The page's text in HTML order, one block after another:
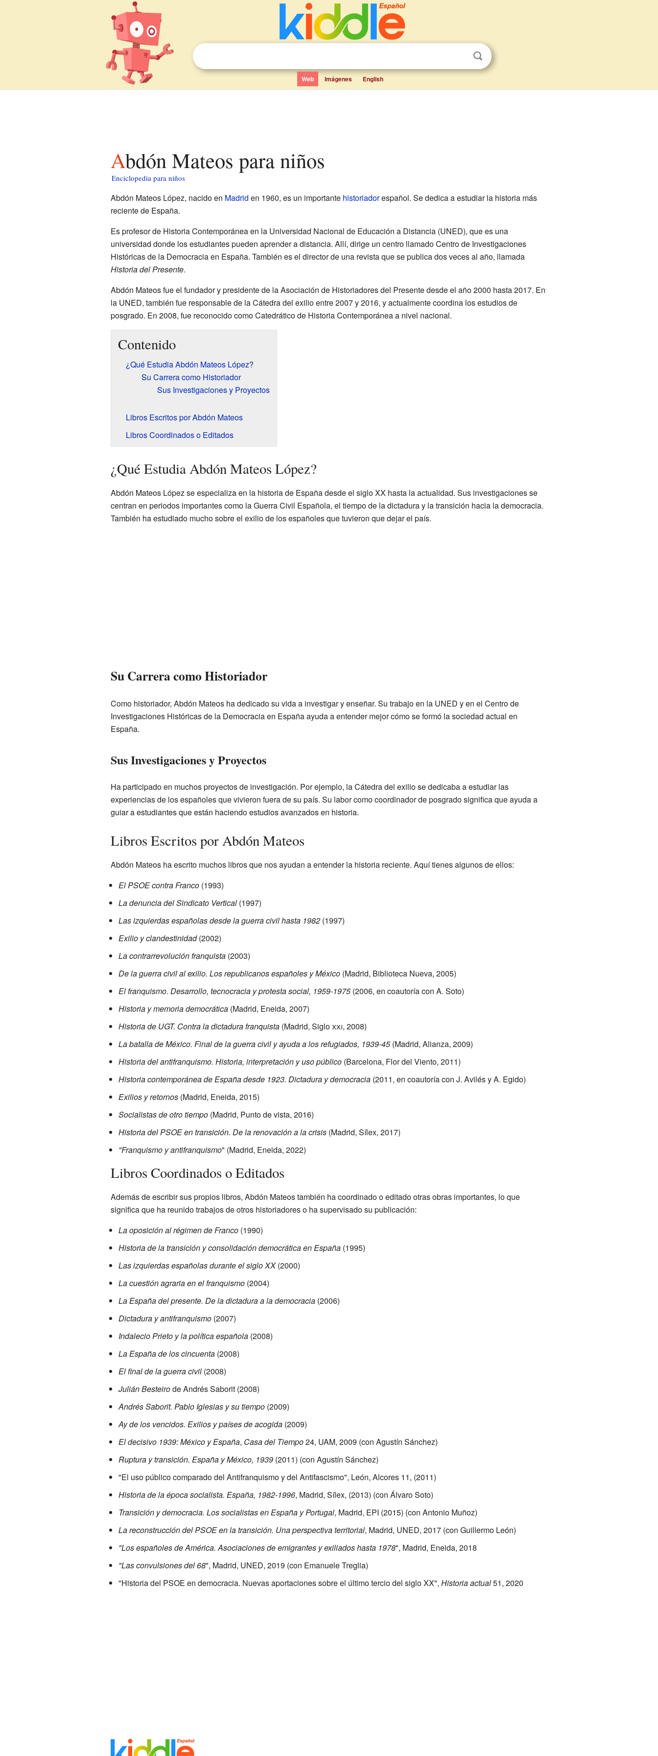
Web Imágenes English
Abdón Mateos para niños
Enciclopedia para niños
Abdón Mateos López, nacido en Madrid en 1960, es un importante historiadorespañol. Se dedica a estudiar la historia más
reciente de España.
Es profesor de Historia Contemporánea en la Universidad Nacional de Educación a Distancia (UNED), que es una
universidad donde los estudiantes pueden aprender a distancia. Allí, dirige un centro llamado Centro de Investigaciones
Históricas de la Democracia en España. También es el director de una revista que se publica dos veces al año, llamada
Historia del Presente.
Abdón Mateos fue el fundador y presidente de la Asociación de Historiadores del Presente desde el año 2000 hasta 2017. En
la UNED, también fue responsable de la Cátedra del exilio entre 2007 y 2016, y actualmente coordina los estudios de
posgrado. En 2008, fue reconocido como Catedrático de Historia Contemporánea a nivel nacional.
Contenido
¿Qué Estudia Abdón Mateos López?
Su Carrera como Historiador
Sus Investigaciones y Proyectos
Libros Escritos por Abdón Mateos
Libros Coordinados o Editados
¿Qué Estudia Abdón Mateos López?
Abdón Mateos López se especializa en la historia de España desde el siglo XX hasta la actualidad. Sus investigaciones se
centran en periodos importantes como la Guerra Civil Española, el tiempo de la dictadura y la transición hacia la democracia.
También ha estudiado mucho sobre el exilio de los españoles que tuvieron que dejar el país.
Su Carrera como Historiador
Como historiador, Abdón Mateos ha dedicado su vida a investigar y enseñar. Su trabajo en la UNED y en el Centro de
Investigaciones Históricas de la Democracia en España ayuda a entender mejor cómo se formó la sociedad actual en
España.
Sus Investigaciones y Proyectos
Ha participado en muchos proyectos de investigación. Por ejemplo, la Cátedra del exilio se dedicaba a estudiar las
experiencias de los españoles que vivieron fuera de su país. Su labor como coordinador de posgrado significa que ayuda a
guiar a estudiantes que están haciendo estudios avanzados en historia.
Libros Escritos por Abdón Mateos
Abdón Mateos ha escrito muchos libros que nos ayudan a entender la historia reciente. Aquí tienes algunos de ellos:
El PSOE contra Franco(1993)
La denuncia del Sindicato Vertical(1997)
Las izquierdas españolas desde la guerra civil hasta 1982(1997)
Exilio y clandestinidad(2002)
La contrarrevolución franquista(2003)
De la guerra civil al exilio. Los republicanos españoles y México(Madrid, Biblioteca Nueva, 2005)
El franquismo. Desarrollo, tecnocracia y protesta social, 1959-1975(2006, en coautoría con A. Soto)
Historia y memoria democrática(Madrid, Eneida, 2007)
Historia de UGT. Contra la dictadura franquista(Madrid, Sigloxxi, 2008)
La batalla de México. Final de la guerra civil y ayuda a los refugiados, 1939-45(Madrid, Alianza, 2009)
Historia del antifranquismo. Historia, interpretación y uso público(Barcelona, Flor del Viento, 2011)
Historia contemporánea de España desde 1923. Dictadura y democracia(2011, en coautoría con J. Avilés y A. Egido)
Exilios y retornos(Madrid, Eneida, 2015)
Socialistas de otro tiempo(Madrid, Punto de vista, 2016)
Historia del PSOE en transición. De la renovación a la crisis(Madrid, Sílex, 2017)
"Franquismo y antifranquismo" (Madrid, Eneida, 2022)
Libros Coordinados o Editados
Además de escribir sus propios libros, Abdón Mateos también ha coordinado o editado otras obras importantes, lo que
significa que ha reunido trabajos de otros historiadores o ha supervisado su publicación:
La oposición al régimen de Franco(1990)
Historia de la transición y consolidación democrática en España(1995)
Las izquierdas españolas durante el siglo XX(2000)
La cuestión agraria en el franquismo(2004)
La España del presente. De la dictadura a la democracia(2006)
Dictadura y antifranquismo(2007)
Indalecio Prieto y la política española(2008)
La España de los cincuenta(2008)
El final de la guerra civil(2008)
Julián Besteirode Andrés Saborit (2008)
Andrés Saborit. Pablo Iglesias y su tiempo(2009)
Ay de los vencidos. Exilios y países de acogida(2009)
El decisivo 1939: México y España, Casa del Tiempo24, UAM, 2009 (con Agustín Sánchez)
Ruptura y transición. España y México, 1939(2011) (con Agustín Sánchez)
"El uso público comparado del Antifranquismo y del Antifascismo", León, Alcores 11, (2011)
Historia de la época socialista. España, 1982-1996, Madrid, Sílex, (2013) (con Álvaro Soto)
Transición y democracia. Los socialistas en España y Portugal, Madrid, EPI (2015) (con Antonio Muñoz)
La reconstrucción del PSOE en la transición. Una perspectiva territorial, Madrid, UNED, 2017 (con Guillermo León)
"Los españoles de América. Asociaciones de emigrantes y exiliados hasta 1978", Madrid, Eneida, 2018
"Las convulsiones del 68", Madrid, UNED, 2019 (con Emanuele Treglia)
"Historia del PSOE en democracia. Nuevas aportaciones sobre el último tercio del siglo XX", Historia actual51, 2020